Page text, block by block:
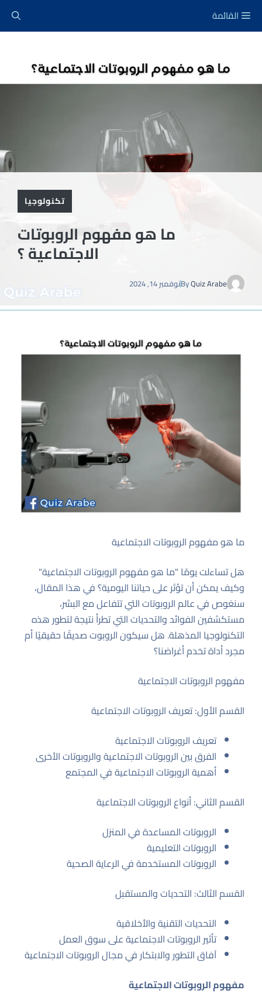
القائمة
تكنولوجيا
ما هو مفهوم الروبوتات
الاجتماعية ؟
ByQuiz Arabe نوفمبر 14, 2024
ما هو مفهوم الروبوتات الاجتماعية
هل تساءلت يومًا "ما هو مفهوم الروبوتات الاجتماعية"
وكيف يمكن أن تؤثر على حياتنا اليومية؟ في هذا المقال،
سنغوص في عالم الروبوتات التي تتفاعل مع البشر،
مستكشفين الفوائد والتحديات التي تطرأ نتيجة لتطور هذه
التكنولوجيا المذهلة. هل سيكون الروبوت صديقًا حقيقيًا أم
مجرد أداة تخدم أغراضنا؟
مفهوم الروبوتات الاجتماعية
القسم الأول: تعريف الروبوتات الاجتماعية
تعريف الروبوتات الاجتماعية
الفرق بين الروبوتات الاجتماعية والروبوتات الأخرى
أهمية الروبوتات الاجتماعية في المجتمع
القسم الثاني: أنواع الروبوتات الاجتماعية
الروبوتات المساعدة في المنزل
الروبوتات التعليمية
الروبوتات المستخدمة في الرعاية الصحية
القسم الثالث: التحديات والمستقبل
التحديات التقنية والأخلاقية
تأثير الروبوتات الاجتماعية على سوق العمل
آفاق التطور والابتكار في مجال الروبوتات الاجتماعية
مفهوم الروبوتات الاجتماعية